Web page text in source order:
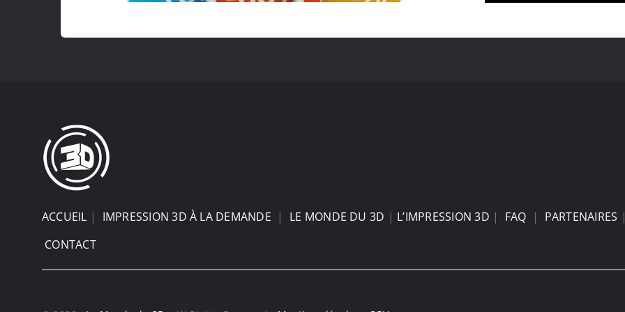
ACCUEIL | IMPRESSION 3D À LA DEMANDE | LE MONDE DU 3D | L’IMPRESSION 3D | FAQ | PARTENAIRES
CONTACT